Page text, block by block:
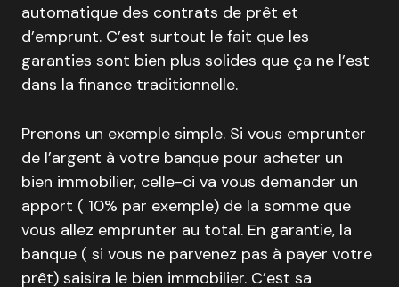
automatique des contrats de prêt et
d’emprunt. C’est surtout le fait que les
garanties sont bien plus solides que ça ne l’est
dans la finance traditionnelle.
Prenons un exemple simple. Si vous emprunter
de l’argent à votre banque pour acheter un
bien immobilier, celle-ci va vous demander un
apport ( 10% par exemple) de la somme que
vous allez emprunter au total. En garantie, la
banque ( si vous ne parvenez pas à payer votre
prêt) saisira le bien immobilier. C’est sa